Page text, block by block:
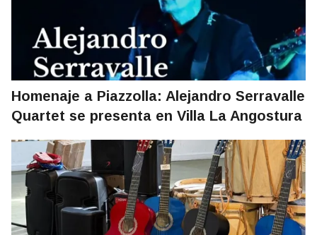
Homenaje a Piazzolla: Alejandro Serravalle
Quartet se presenta en Villa La Angostura